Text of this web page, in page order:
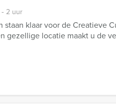
2 uur
klaar voor de Creatieve
gezellige locatie maakt u de